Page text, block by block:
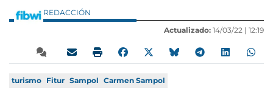
REDACCIÓN
Actualizado: 14/03/22 | 12:19
turismo Fitur Sampol Carmen Sampol